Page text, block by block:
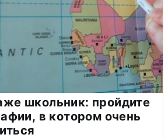
школьник: пройдите
в котором очень